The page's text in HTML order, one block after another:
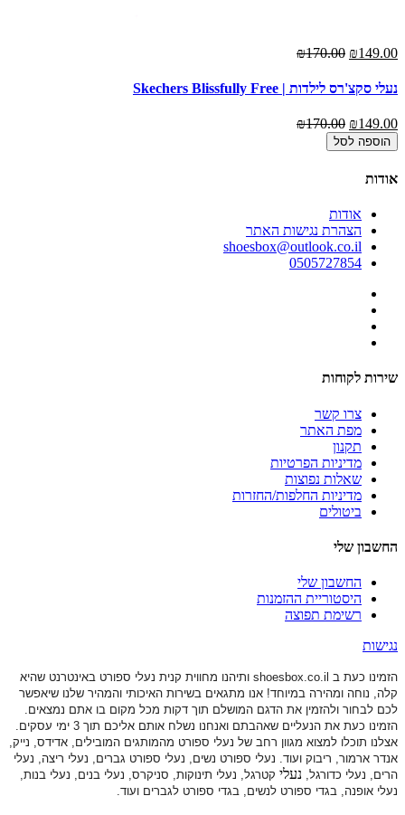
₪149.00
₪170.00
נעלי סקצ'רס לילדות | Skechers Blissfully Free
₪149.00
₪170.00
הוספה לסל
אודות
אודות
הצהרת נגישות האתר
shoesbox@outlook.co.il
0505727854
שירות לקוחות
צרו קשר
מפת האתר
תקנון
מדיניות הפרטיות
שאלות נפוצות
מדיניות החלפות/החזרות
ביטולים
החשבון שלי
החשבון שלי
היסטוריית ההזמנות
רשימת תפוצה
נגישות
הזמינו כעת ב shoesbox.co.il ותיהנו מחווית קנית נעלי ספורט באינטרנט שהיא
קלה, נוחה ומהירה במיוחד! אנו מתגאים בשירות האיכותי והמהיר שלנו שיאפשר
לכם לבחור ולהזמין את הדגם המושלם תוך דקות מכל מקום בו אתם נמצאים.
הזמינו כעת את הנעליים שאהבתם ואנחנו נשלח אותם אליכם תוך 3 ימי עסקים.
אצלנו תוכלו למצוא מגוון רחב של נעלי ספורט מהמותגים המובילים, אדידס, נייק,
אנדר ארמור, ריבוק ועוד. נעלי ספורט נשים, נעלי ספורט גברים, נעלי ריצה, נעלי
הרים, נעלי כדורגל, נעלי קטרגל, נעלי תינוקות, סניקרס, נעלי בנים, נעלי בנות,
נעלי אופנה, בגדי ספורט לנשים, בגדי ספורט לגברים ועוד.